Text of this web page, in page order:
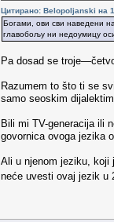
Цитирано: Belopoljanski на
Богами, ови сви наведени
главобољу ни недоумицу
Pa dosad se
Razumem to što ti se
samo seoskim
Bili mi TV-generacija ili
govornica ovoga jezika
Ali u njenom jeziku, koji
neće uvesti ovaj jezik u